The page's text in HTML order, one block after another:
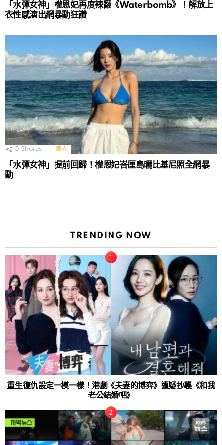
「水彈女神」權恩妃再度辣翻《Waterbomb》！解放上
衣性感演出網暴動狂讚
5 Shares 藝人
「水彈女神」提前回歸！權恩妃峇厘島曬比基尼照全網暴
動
TRENDING NOW
重生復仇設定一模一樣！港劇《夫妻的博弈》遭疑抄襲《和我
老公結婚吧》